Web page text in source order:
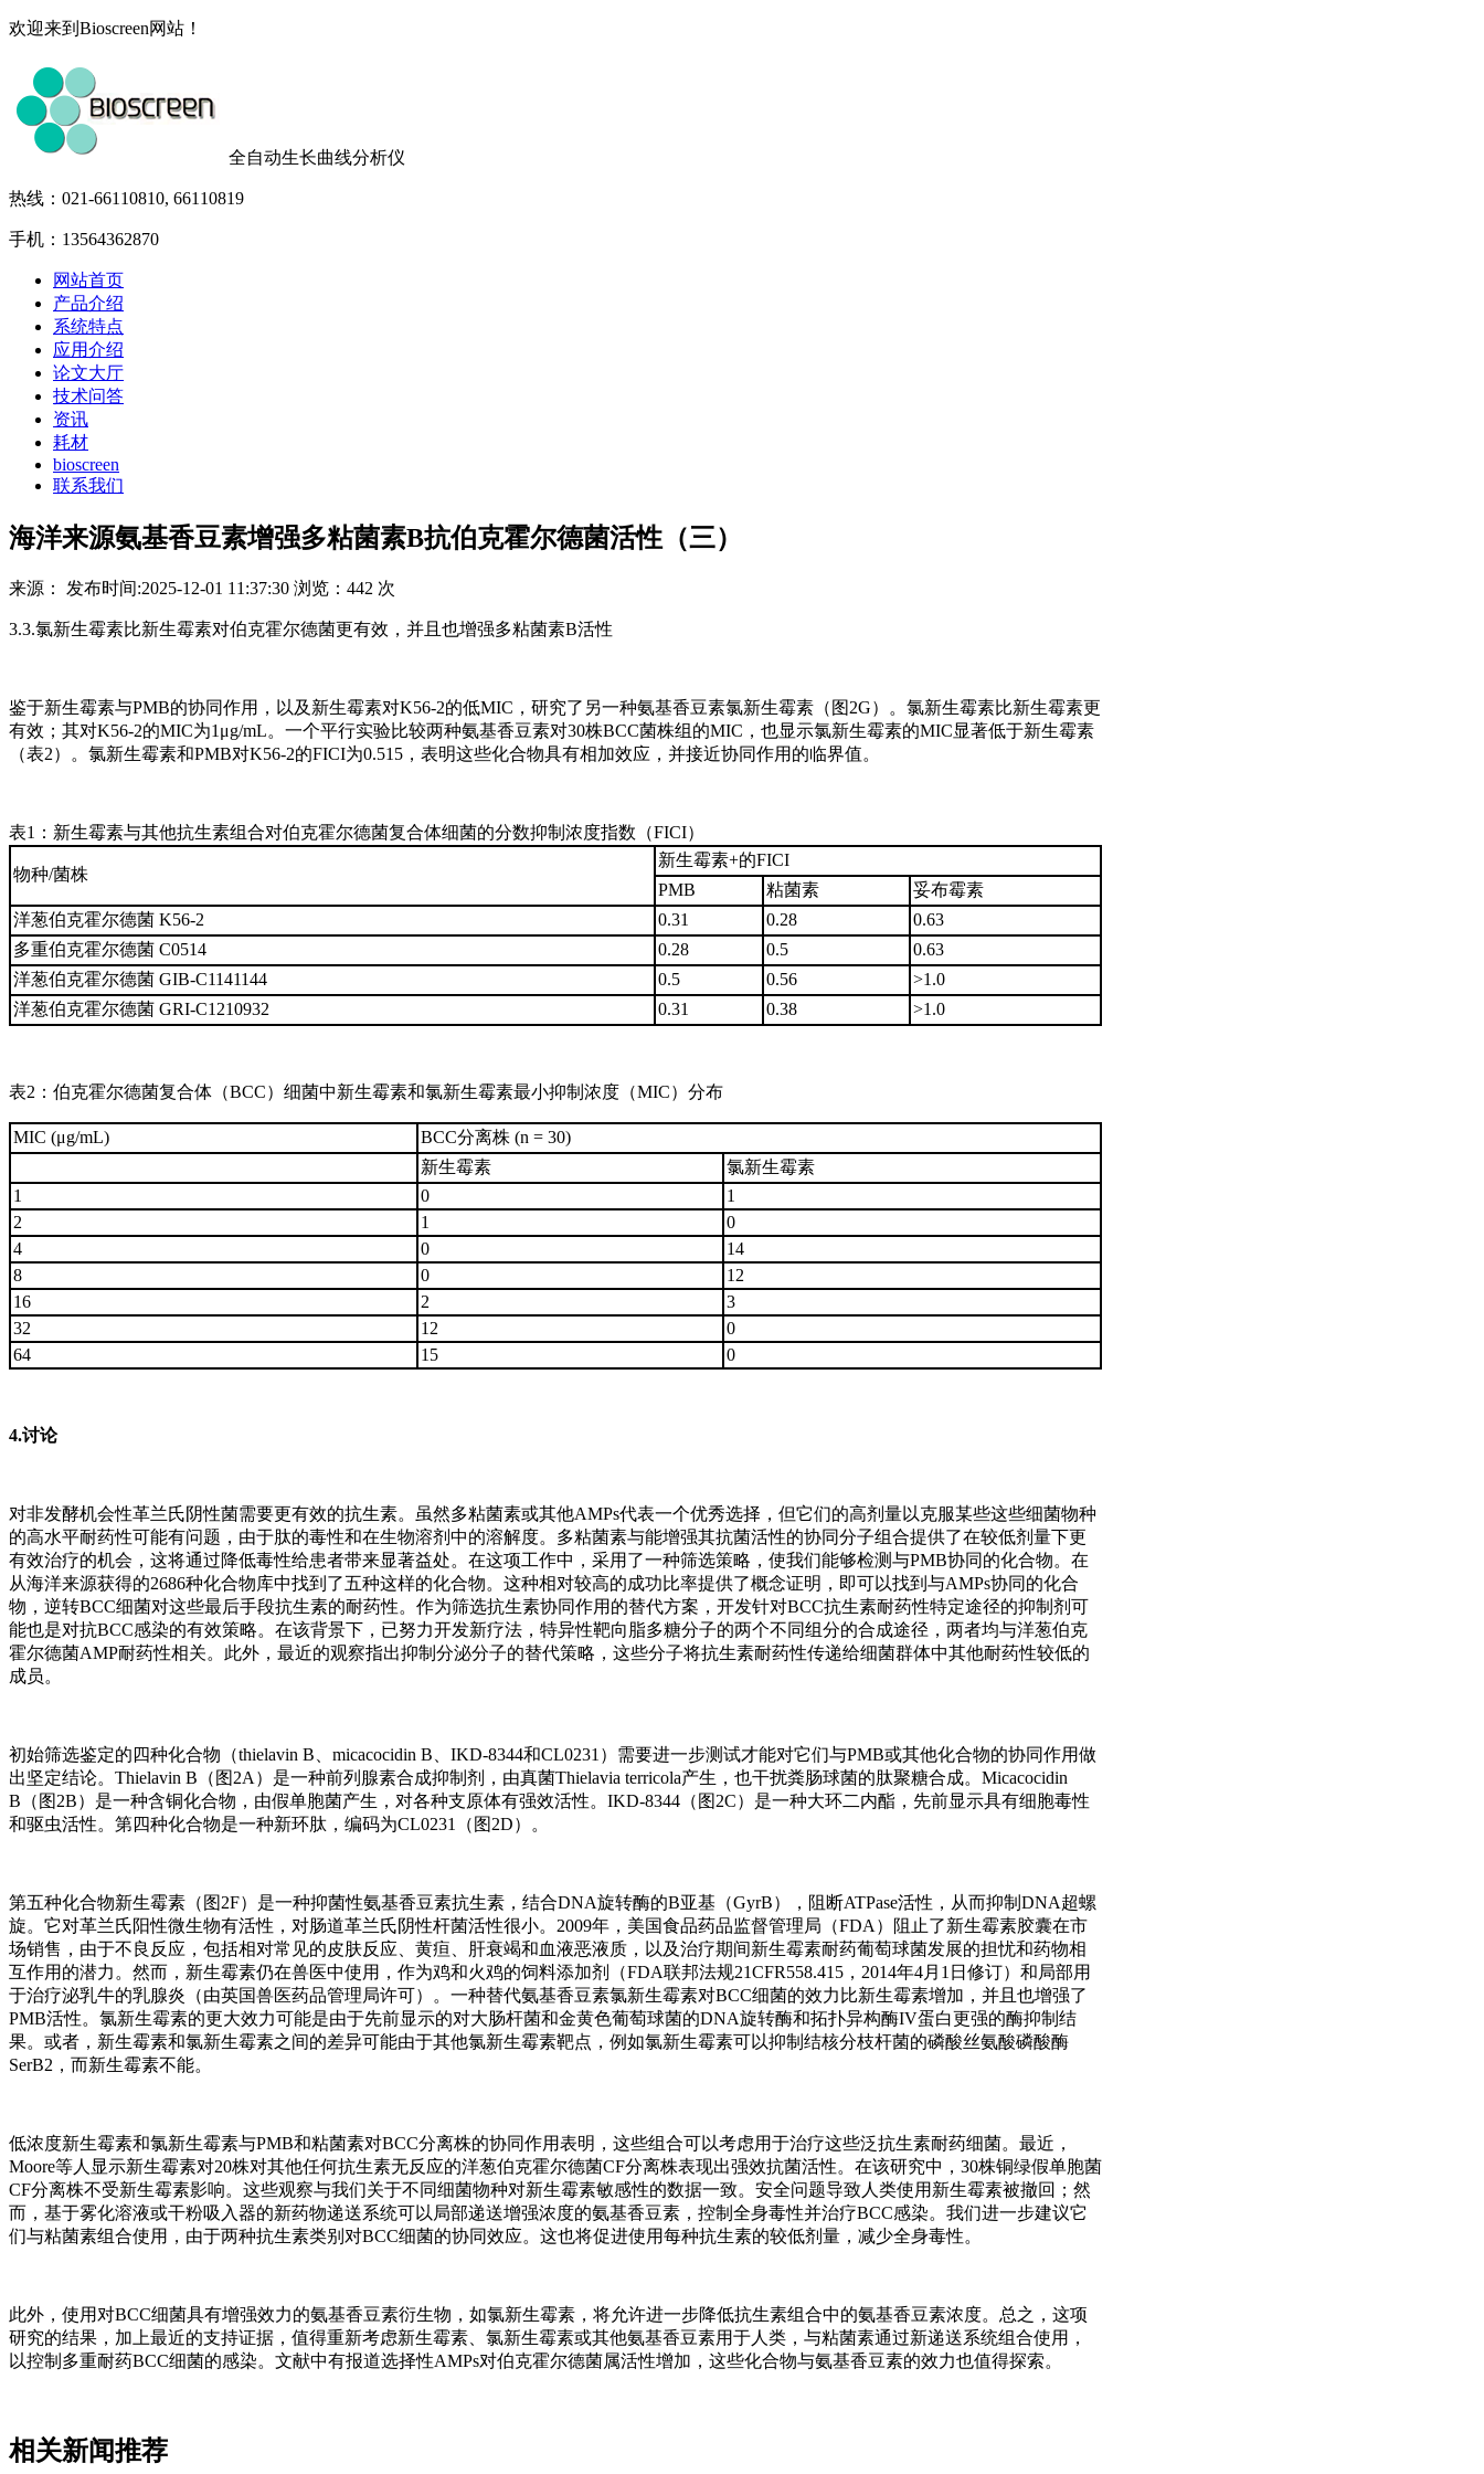
欢迎来到Bioscreen网站！
全自动生长曲线分析仪
热线：021-66110810, 66110819
手机：13564362870
网站首页
产品介绍
系统特点
应用介绍
论文大厅
技术问答
资讯
耗材
bioscreen
联系我们
海洋来源氨基香豆素增强多粘菌素B抗伯克霍尔德菌活性（三）
来源： 发布时间:2025-12-01 11:37:30 浏览： 442 次
3.3.氯新生霉素比新生霉素对伯克霍尔德菌更有效，并且也增强多粘菌素B活性
鉴于新生霉素与PMB的协同作用，以及新生霉素对K56-2的低MIC，研究了另一种氨基香豆素氯新生霉素（图2G）。氯新生霉素比新生霉素更
有效；其对K56-2的MIC为1μg/mL。一个平行实验比较两种氨基香豆素对30株BCC菌株组的MIC，也显示氯新生霉素的MIC显著低于新生霉素
（表2）。氯新生霉素和PMB对K56-2的FICI为0.515，表明这些化合物具有相加效应，并接近协同作用的临界值。
表1：新生霉素与其他抗生素组合对伯克霍尔德菌复合体细菌的分数抑制浓度指数（FICI）
物种/菌株
新生霉素+的FICI
PMB
粘菌素
妥布霉素
洋葱伯克霍尔德菌 K56-2
0.31 0.28
0.63
多重伯克霍尔德菌 C0514
0.28 0.5
0.63
洋葱伯克霍尔德菌 GIB-C1141144
0.5 0.56
>1.0
洋葱伯克霍尔德菌 GRI-C1210932
0.31 0.38 >1.0
表2：伯克霍尔德菌复合体（BCC）细菌中新生霉素和氯新生霉素最小抑制浓度（MIC）分布
MIC (μg/mL)
BCC分离株 (n = 30)
新生霉素
氯新生霉素
1
0
1
2
1
0
4
0
14
8
0
12
16
2
3
32
12
0
64
15 0
4.讨论
对非发酵机会性革兰氏阴性菌需要更有效的抗生素。虽然多粘菌素或其他AMPs代表一个优秀选择，但它们的高剂量以克服某些这些细菌物种
的高水平耐药性可能有问题，由于肽的毒性和在生物溶剂中的溶解度。多粘菌素与能增强其抗菌活性的协同分子组合提供了在较低剂量下更
有效治疗的机会，这将通过降低毒性给患者带来显著益处。在这项工作中，采用了一种筛选策略，使我们能够检测与PMB协同的化合物。在
从海洋来源获得的2686种化合物库中找到了五种这样的化合物。这种相对较高的成功比率提供了概念证明，即可以找到与AMPs协同的化合
物，逆转BCC细菌对这些最后手段抗生素的耐药性。作为筛选抗生素协同作用的替代方案，开发针对BCC抗生素耐药性特定途径的抑制剂可
能也是对抗BCC感染的有效策略。在该背景下，已努力开发新疗法，特异性靶向脂多糖分子的两个不同组分的合成途径，两者均与洋葱伯克
霍尔德菌AMP耐药性相关。此外，最近的观察指出抑制分泌分子的替代策略，这些分子将抗生素耐药性传递给细菌群体中其他耐药性较低的
成员。
初始筛选鉴定的四种化合物（thielavin B、micacocidin B、IKD-8344和CL0231）需要进一步测试才能对它们与PMB或其他化合物的协同作用做
出坚定结论。Thielavin B（图2A）是一种前列腺素合成抑制剂，由真菌Thielavia terricola产生，也干扰粪肠球菌的肽聚糖合成。Micacocidin
B（图2B）是一种含铜化合物，由假单胞菌产生，对各种支原体有强效活性。IKD-8344（图2C）是一种大环二内酯，先前显示具有细胞毒性
和驱虫活性。第四种化合物是一种新环肽，编码为CL0231（图2D）。
第五种化合物新生霉素（图2F）是一种抑菌性氨基香豆素抗生素，结合DNA旋转酶的B亚基（GyrB），阻断ATPase活性，从而抑制DNA超螺
旋。它对革兰氏阳性微生物有活性，对肠道革兰氏阴性杆菌活性很小。2009年，美国食品药品监督管理局（FDA）阻止了新生霉素胶囊在市
场销售，由于不良反应，包括相对常见的皮肤反应、黄疸、肝衰竭和血液恶液质，以及治疗期间新生霉素耐药葡萄球菌发展的担忧和药物相
互作用的潜力。然而，新生霉素仍在兽医中使用，作为鸡和火鸡的饲料添加剂（FDA联邦法规21CFR558.415，2014年4月1日修订）和局部用
于治疗泌乳牛的乳腺炎（由英国兽医药品管理局许可）。一种替代氨基香豆素氯新生霉素对BCC细菌的效力比新生霉素增加，并且也增强了
PMB活性。氯新生霉素的更大效力可能是由于先前显示的对大肠杆菌和金黄色葡萄球菌的DNA旋转酶和拓扑异构酶IV蛋白更强的酶抑制结
果。或者，新生霉素和氯新生霉素之间的差异可能由于其他氯新生霉素靶点，例如氯新生霉素可以抑制结核分枝杆菌的磷酸丝氨酸磷酸酶
SerB2，而新生霉素不能。
低浓度新生霉素和氯新生霉素与PMB和粘菌素对BCC分离株的协同作用表明，这些组合可以考虑用于治疗这些泛抗生素耐药细菌。最近，
Moore等人显示新生霉素对20株对其他任何抗生素无反应的洋葱伯克霍尔德菌CF分离株表现出强效抗菌活性。在该研究中，30株铜绿假单胞菌
CF分离株不受新生霉素影响。这些观察与我们关于不同细菌物种对新生霉素敏感性的数据一致。安全问题导致人类使用新生霉素被撤回；然
而，基于雾化溶液或干粉吸入器的新药物递送系统可以局部递送增强浓度的氨基香豆素，控制全身毒性并治疗BCC感染。我们进一步建议它
们与粘菌素组合使用，由于两种抗生素类别对BCC细菌的协同效应。这也将促进使用每种抗生素的较低剂量，减少全身毒性。
此外，使用对BCC细菌具有增强效力的氨基香豆素衍生物，如氯新生霉素，将允许进一步降低抗生素组合中的氨基香豆素浓度。总之，这项
研究的结果，加上最近的支持证据，值得重新考虑新生霉素、氯新生霉素或其他氨基香豆素用于人类，与粘菌素通过新递送系统组合使用，
以控制多重耐药BCC细菌的感染。文献中有报道选择性AMPs对伯克霍尔德菌属活性增加，这些化合物与氨基香豆素的效力也值得探索。
相关新闻推荐